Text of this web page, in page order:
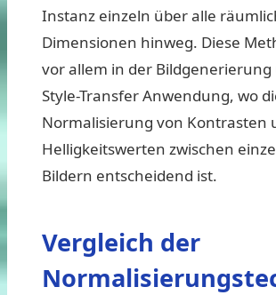
Instanz einzeln über alle
Dimensionen hinweg. Diese
vor allem in der Bildgenerierung
Style-Transfer Anwendung, wo
Normalisierung von Kontrasten
Helligkeitswerten zwischen
Bildern entscheidend ist.
Vergleich der